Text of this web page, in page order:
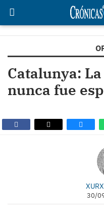
Catalunya: La
nunca fue
30/